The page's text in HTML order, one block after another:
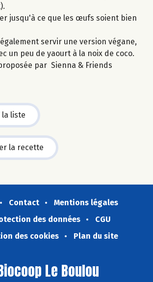
jusqu'à ce que les œufs soient bien
servir une version végane,
un peu de yaourt à la noix de coco.
par Sienna & Friends
la liste
la recette
Contact
Mentions légales
des données
CGU
des cookies
Plan du site
Le Boulou